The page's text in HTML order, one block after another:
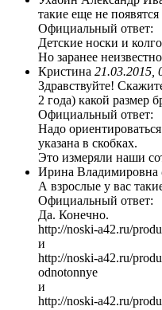
такие еще не
Официальный ответ:
Детские носки и
Но заранее
Кристина 21.03.2015,
Здравствуйте!
2 года) какой размер
Официальный ответ:
Надо
указана в скобках.
Это измеряли наши
Ирина Владимировна
А взрослые у вас
Официальный ответ:
Да. Конечно.
http://noski-a42.ru/
и
http://noski-a42.ru/
odnotonnye
и
http://noski-a42.ru/